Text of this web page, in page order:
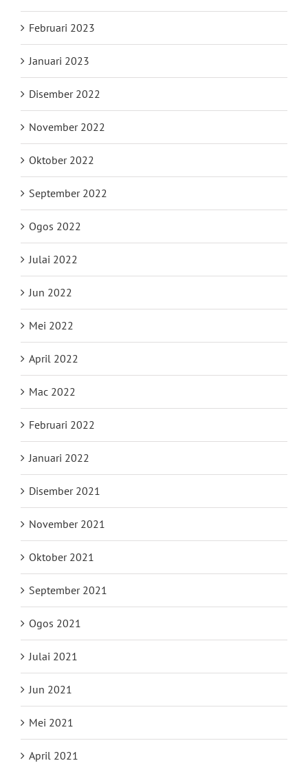
Februari 2023
Januari 2023
Disember 2022
November 2022
Oktober 2022
September 2022
Ogos 2022
Julai 2022
Jun 2022
Mei 2022
April 2022
Mac 2022
Februari 2022
Januari 2022
Disember 2021
November 2021
Oktober 2021
September 2021
Ogos 2021
Julai 2021
Jun 2021
Mei 2021
April 2021